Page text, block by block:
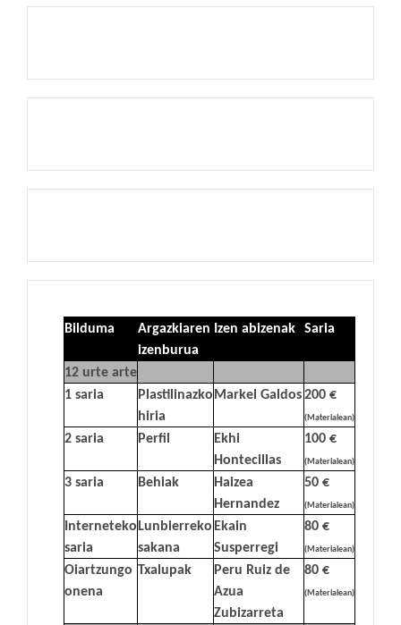
Bilduma
Argazkiaren
izenburua
Izen abizenak Saria
12 urte arte
1 saria
Plastilinazko
hiria
Markel Galdos200 €
(Materialean)
2 saria Perfil
Ekhi
Hontecillas
100 €
(Materialean)
3 saria Behiak
Haizea
Hernandez
50 €
(Materialean)
Interneteko
saria
Lunbierreko
sakana
Ekain
Susperregi
80 €
(Materialean)
Oiartzungo
onena
Txalupak
Peru Ruiz de
Azua
Zubizarreta
80 €
(Materialean)